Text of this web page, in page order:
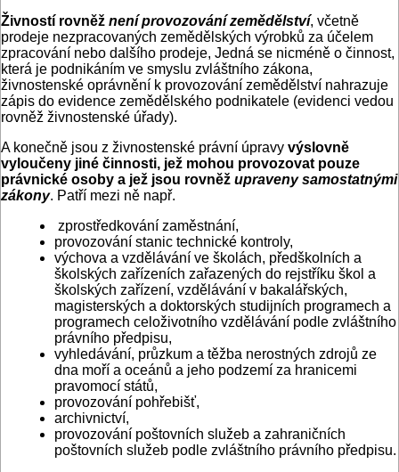
Živností rovněž není provozování zemědělství, včetně
prodeje nezpracovaných zemědělských výrobků za účelem
zpracování nebo dalšího prodeje, Jedná se nicméně o činnost,
která je podnikáním ve smyslu zvláštního zákona,
živnostenské oprávnění k provozování zemědělství nahrazuje
zápis do evidence zemědělského podnikatele (evidenci vedou
rovněž živnostenské úřady).
A konečně jsou z živnostenské právní úpravy výslovně
vyloučeny jiné činnosti, jež mohou provozovat pouze
právnické osoby a jež jsou rovněž upraveny samostatnými
zákony. Patří mezi ně např.
zprostředkování zaměstnání,
provozování stanic technické kontroly,
výchova a vzdělávání ve školách, předškolních a
školských zařízeních zařazených do rejstříku škol a
školských zařízení, vzdělávání v bakalářských,
magisterských a doktorských studijních programech a
programech celoživotního vzdělávání podle zvláštního
právního předpisu,
vyhledávání, průzkum a těžba nerostných zdrojů ze
dna moří a oceánů a jeho podzemí za hranicemi
pravomocí států,
provozování pohřebišť,
archivnictví,
provozování poštovních služeb a zahraničních
poštovních služeb podle zvláštního právního předpisu.